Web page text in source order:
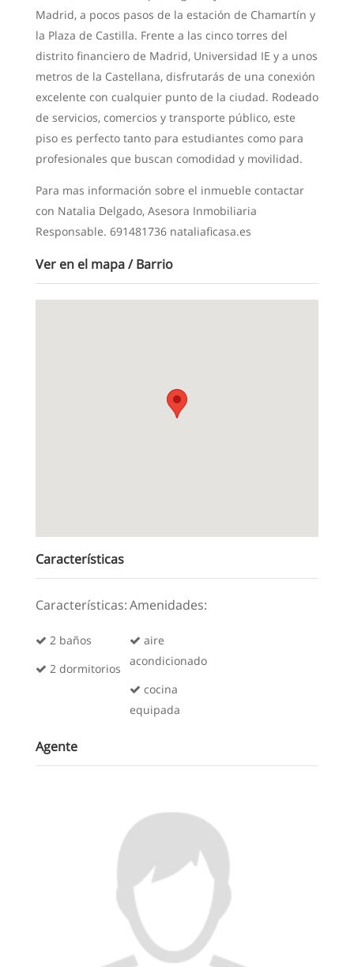
Madrid, a pocos pasos de la estación de Chamartín y
la Plaza de Castilla. Frente a las cinco torres del
distrito financiero de Madrid, Universidad IE y a unos
metros de la Castellana, disfrutarás de una conexión
excelente con cualquier punto de la ciudad. Rodeado
de servicios, comercios y transporte público, este
piso es perfecto tanto para estudiantes como para
profesionales que buscan comodidad y movilidad.
Para mas información sobre el inmueble contactar
con Natalia Delgado, Asesora Inmobiliaria
Responsable. 691481736 nataliaficasa.es
Ver en el mapa / Barrio
Características
Características:
2 baños
2 dormitorios
Amenidades:
aire
acondicionado
cocina
equipada
Agente